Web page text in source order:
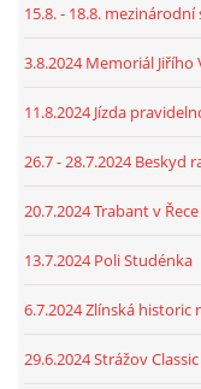
15.8. - 18.8. mezinárodní
3.8.2024 Memoriál
11.8.2024 Jízda
26.7 - 28.7.2024 Beskyd
20.7.2024 Trabant v Řece
13.7.2024 Poli Studénka
6.7.2024 Zlínská historic
29.6.2024 Strážov